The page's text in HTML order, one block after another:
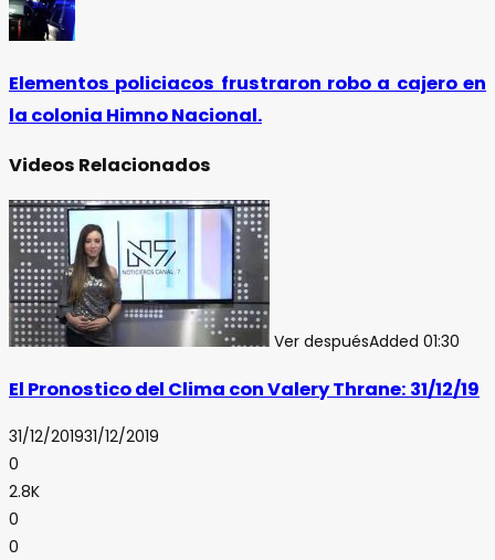
Elementos policiacos frustraron robo a cajero en
la colonia Himno Nacional.
Videos Relacionados
Ver despuésAdded 01:30
El Pronostico del Clima con Valery Thrane: 31/12/19
31/12/201931/12/2019
0
2.8K
0
0